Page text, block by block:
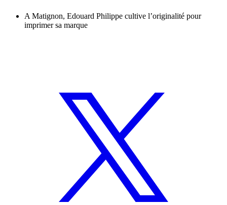
A Matignon, Edouard Philippe cultive l’originalité pour
imprimer sa marque